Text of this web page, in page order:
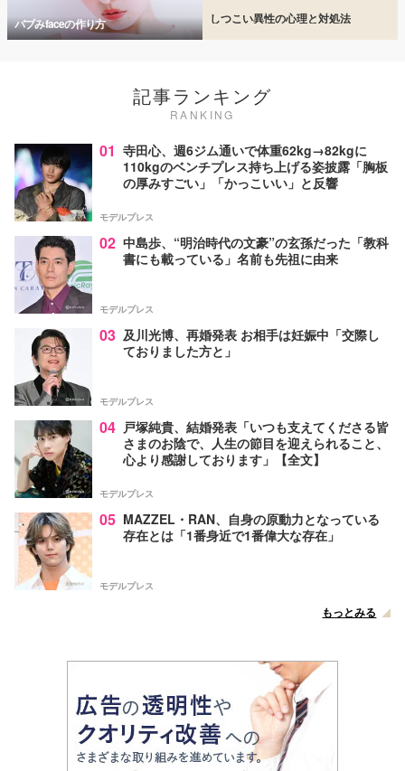
バブみfaceの作り方 しつこい異性の心理と対処法
記事ランキング
RANKING
01 寺田心、週6ジム通いで体重62kg→82kgに
110kgのベンチプレス持ち上げる姿披露「胸板
の厚みすごい」「かっこいい」と反響
モデルプレス
02 中島歩、“明治時代の文豪”の玄孫だった「教科
書にも載っている」名前も先祖に由来
モデルプレス
03 及川光博、再婚発表 お相手は妊娠中「交際し
ておりました方と」
モデルプレス
04 戸塚純貴、結婚発表「いつも支えてくださる皆
さまのお陰で、人生の節目を迎えられること、
心より感謝しております」【全文】
モデルプレス
05 MAZZEL・RAN、自身の原動力となっている
存在とは「1番身近で1番偉大な存在」
モデルプレス
もっとみる